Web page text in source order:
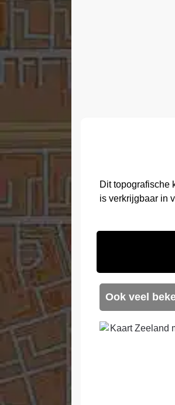
Dit topografische
is verkrijgbaar in
Ook veel